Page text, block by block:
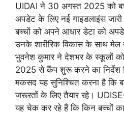
UIDAI ने 30 अगस्त 2025 को
अपडेट के लिए नई गाइडलाइंस
बच्चों को अपने आधार डेटा को
उनके शारीरिक विकास के साथ
भुवनेश कुमार ने देशभर के स्कूलों
2025 से कैंप शुरू करने का निर्देश
मकसद यह सुनिश्चित करना है कि
जरूरतों के लिए तैयार रहे।
यह चेक कर रहे हैं कि किन बच्चों